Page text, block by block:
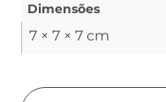
Dimensões
7 × 7 × 7 cm